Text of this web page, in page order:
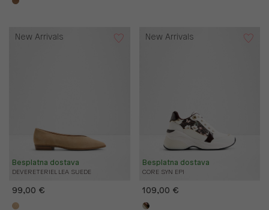
DEVERETERIEL LEA SUEDE
Besplatna dostava
New Arrivals
99,00 €
CORE SYN EPI
Besplatna dostava
New Arrivals
109,00 €